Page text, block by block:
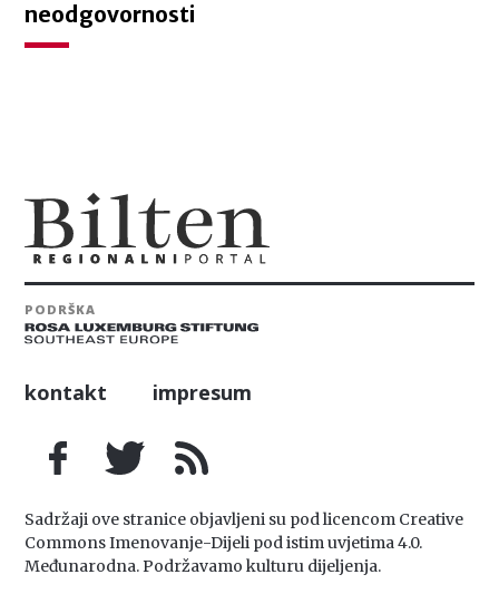
neodgovornosti
PODRŠKA
kontakt impresum
Sadržaji ove stranice objavljeni su pod licencom Creative
Commons Imenovanje-Dijeli pod istim uvjetima 4.0.
Međunarodna. Podržavamo kulturu dijeljenja.